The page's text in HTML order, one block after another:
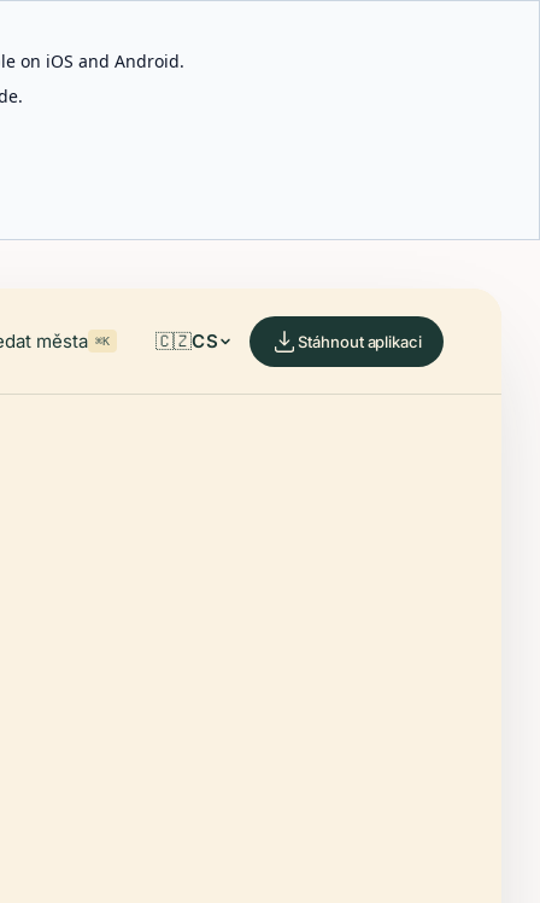
on iOS and Android.
města ⌘K 🇨🇿CS Stáhnout aplikaci